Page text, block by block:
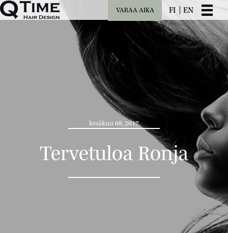
VARAA AIKA FI EN
kesäkuu 08, 2017
Tervetuloa Ronja